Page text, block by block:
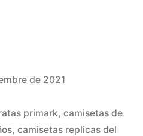
de 2021
primark, camisetas de
, camisetas replicas del